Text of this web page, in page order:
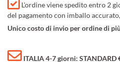
L'ordine viene spedito entro 2
del pagamento con imballo
Unico costo di invio per ordine di
ITALIA 4-7 giorni: STANDARD